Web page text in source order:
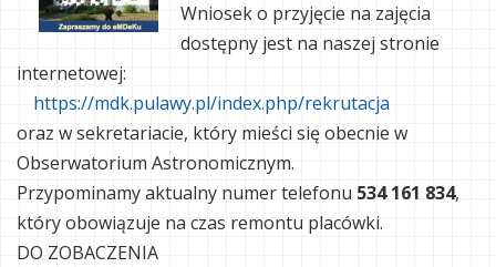
Wniosek o przyjęcie na zajęcia
dostępny jest na naszej stronie
internetowej:
https://mdk.pulawy.pl/index.php/rekrutacja
oraz w sekretariacie, który mieści się obecnie w
Obserwatorium Astronomicznym.
Przypominamy aktualny numer telefonu 534 161 834,
który obowiązuje na czas remontu placówki.
DO ZOBACZENIA